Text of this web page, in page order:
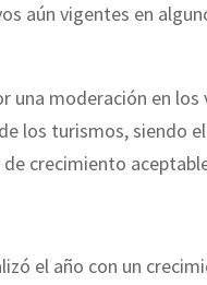
aún vigentes en
una moderación en los
los turismos, siendo
crecimiento
el año con un